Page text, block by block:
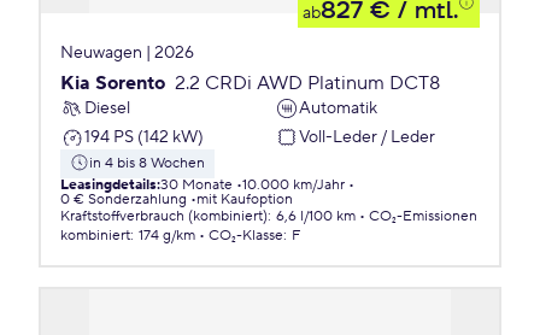
ab827 € / mtl.
Neuwagen | 2026
Kia Sorento 2.2 CRDi AWD Platinum DCT8
Diesel
Automatik
194 PS (142 kW)
Voll-Leder / Leder
in 4 bis 8 Wochen
Leasingdetails:30 Monate 10.000 km/Jahr
0 € Sonderzahlung
mit Kaufoption
Kraftstoffverbrauch (kombiniert): 6,6 l/100 km
CO₂-Emissionen
kombiniert: 174 g/km CO₂-Klasse: F